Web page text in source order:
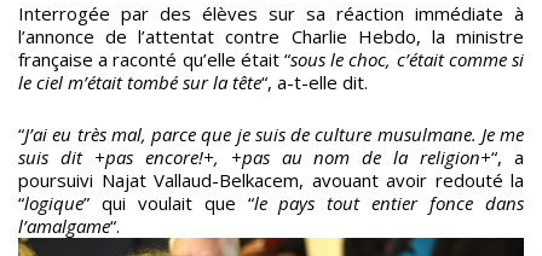
Interrogée par des élèves sur sa réaction immédiate à
l’annonce de l’attentat contre Charlie Hebdo, la ministre
française a raconté qu’elle était “sous le choc, c’était comme si
le ciel m’était tombé sur la tête“, a-t-elle dit.
“J’ai eu très mal, parce que je suis de culture musulmane. Je me
suis dit +pas encore!+, +pas au nom de la religion+“, a
poursuivi Najat Vallaud-Belkacem, avouant avoir redouté la
“logique” qui voulait que “le pays tout entier fonce dans
l’amalgame“.